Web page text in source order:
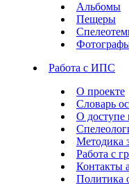
Альбомы
Пещеры
Работа с ИПС
О проекте
Словарь
О
Методика
Работа с
Контакты
Политика